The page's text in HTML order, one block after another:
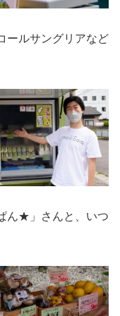
ールサングリアなど
ん★」さんと、いつ